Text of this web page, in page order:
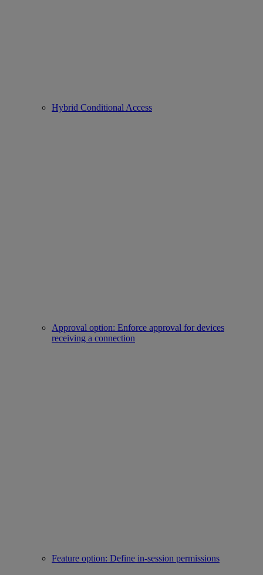
Hybrid Conditional Access
Approval option: Enforce approval for devices
receiving a connection
Feature option: Define in-session permissions